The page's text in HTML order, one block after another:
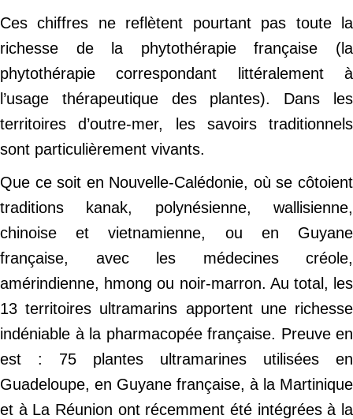
Ces chiffres ne reflètent pourtant pas toute la
richesse de la phytothérapie française (la
phytothérapie correspondant littéralement à
l’usage thérapeutique des plantes). Dans les
territoires d’outre-mer, les savoirs traditionnels
sont particulièrement vivants.
Que ce soit en Nouvelle-Calédonie, où se côtoient
traditions kanak, polynésienne, wallisienne,
chinoise et vietnamienne, ou en Guyane
française, avec les médecines créole,
amérindienne, hmong ou noir-marron. Au total, les
13 territoires ultramarins apportent une richesse
indéniable à la pharmacopée française. Preuve en
est : 75 plantes ultramarines utilisées en
Guadeloupe, en Guyane française, à la Martinique
et à La Réunion ont récemment été intégrées à la